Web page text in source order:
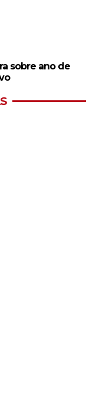
sobre ano de